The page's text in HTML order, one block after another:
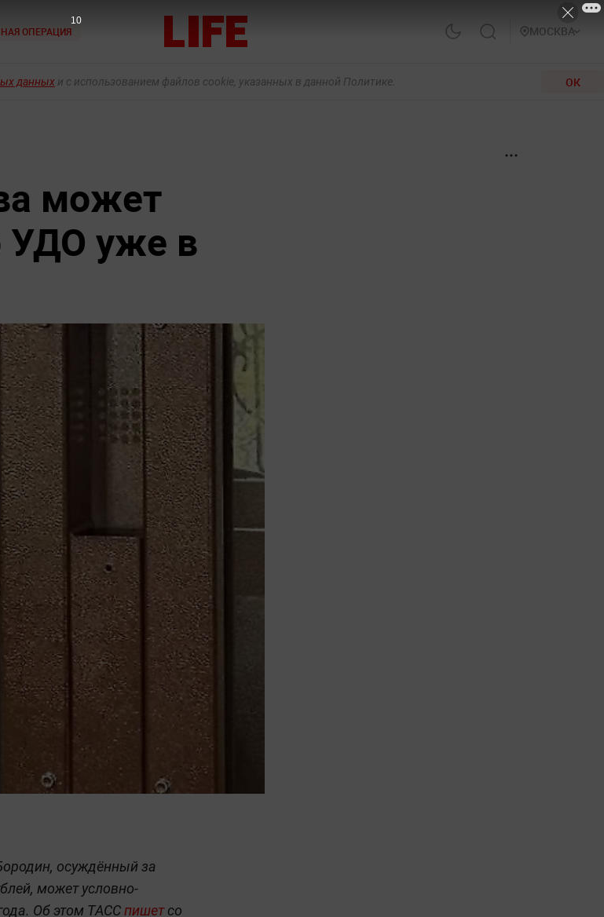
ОПЕРАЦИЯ МОСКВА
данных и с использованием файлов cookie, указанных в данной Политике. ОК
может
УДО уже в
осуждённый за
может условно-
Об этом ТАССпишетсо
9